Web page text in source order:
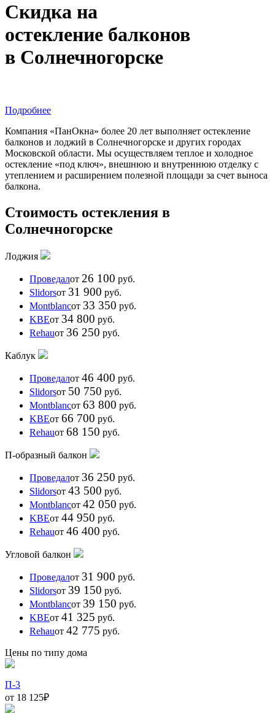
Скидка на
остекление балконов
в Солнечногорске
Подробнее
Компания «ПанОкна» более 20 лет выполняет остекление
балконов и лоджий в Солнечногорске и других городах
Московской области. Мы осуществляем теплое и холодное
остекление «под ключ», внешнюю и внутреннюю отделку с
утеплением и расширением полезной площади за счет выноса
балкона.
Стоимость остекления в
Солнечногорске
Лоджия
Проведалот 26 100 руб.
Slidorsот 31 900 руб.
Montblancот 33 350 руб.
KBEот 34 800 руб.
Rehauот 36 250 руб.
Каблук
Проведалот 46 400 руб.
Slidorsот 50 750 руб.
Montblancот 63 800 руб.
KBEот 66 700 руб.
Rehauот 68 150 руб.
П-образный балкон
Проведалот 36 250 руб.
Slidorsот 43 500 руб.
Montblancот 42 050 руб.
KBEот 44 950 руб.
Rehauот 46 400 руб.
Угловой балкон
Проведалот 31 900 руб.
Slidorsот 39 150 руб.
Montblancот 39 150 руб.
KBEот 41 325 руб.
Rehauот 42 775 руб.
Цены по типу дома
П-3
от 18 125₽